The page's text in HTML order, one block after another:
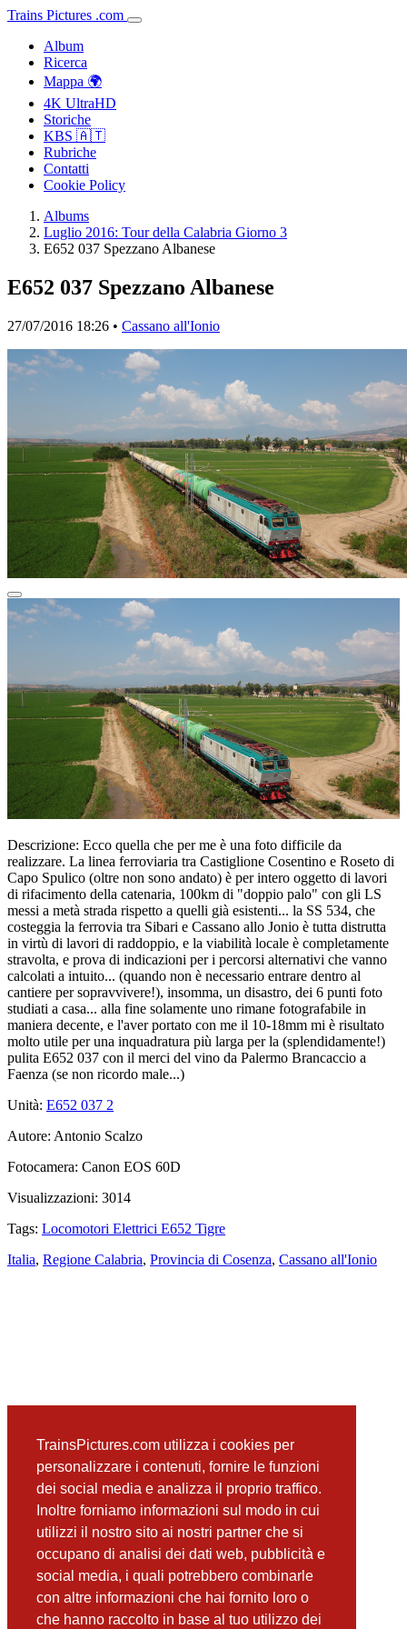
TrainsPictures.com utilizza i cookies per
personalizzare i contenuti, fornire le funzioni
dei social media e analizza il proprio traffico.
Inoltre forniamo informazioni sul modo in cui
utilizzi il nostro sito ai nostri partner che si
occupano di analisi dei dati web, pubblicità e
social media, i quali potrebbero combinarle
con altre informazioni che hai fornito loro o
che hanno raccolto in base al tuo utilizzo dei
Trains Pictures .com
Album
Ricerca
Mappa 🌍
4K UltraHD
Storiche
KBS 🇦🇹
Rubriche
Contatti
Cookie Policy
Albums
Luglio 2016: Tour della Calabria Giorno 3
E652 037 Spezzano Albanese
E652 037 Spezzano Albanese
27/07/2016 18:26 • Cassano all'Ionio
Descrizione: Ecco quella che per me è una foto difficile da
realizzare. La linea ferroviaria tra Castiglione Cosentino e Roseto di
Capo Spulico (oltre non sono andato) è per intero oggetto di lavori
di rifacimento della catenaria, 100km di "doppio palo" con gli LS
messi a metà strada rispetto a quelli già esistenti... la SS 534, che
costeggia la ferrovia tra Sibari e Cassano allo Jonio è tutta distrutta
in virtù di lavori di raddoppio, e la viabilità locale è completamente
stravolta, e prova di indicazioni per i percorsi alternativi che vanno
calcolati a intuito... (quando non è necessario entrare dentro al
cantiere per sopravvivere!), insomma, un disastro, dei 6 punti foto
studiati a casa... alla fine solamente uno rimane fotografabile in
maniera decente, e l'aver portato con me il 10-18mm mi è risultato
molto utile per una inquadratura più larga per la (splendidamente!)
pulita E652 037 con il merci del vino da Palermo Brancaccio a
Faenza (se non ricordo male...)
Unità: E652 037 2
Autore: Antonio Scalzo
Fotocamera: Canon EOS 60D
Visualizzazioni: 3014
Tags: Locomotori Elettrici E652 Tigre
Italia, Regione Calabria, Provincia di Cosenza, Cassano all'Ionio
Visualizza su Google Maps
successiva
E656 565 Spezzano Albanese
📸 Fotografie scattate nei dintorniVedi tutte ➔
ALn663 1114 Spezzano Albanese
(0 m)